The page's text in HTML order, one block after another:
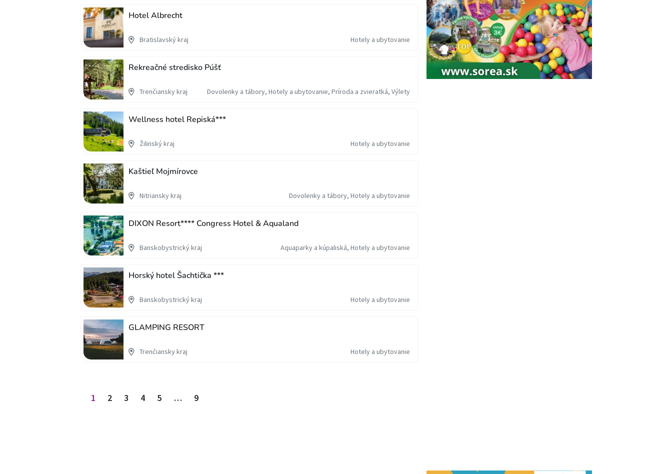
Hotel Albrecht
Bratislavský kraj Hotely a ubytovanie
Rekreačné stredisko Púšť
Trenčiansky kraj Dovolenky a tábory, Hotely a ubytovanie, Príroda a zvieratká, Výlety
Wellness hotel Repiská***
Žilinský kraj Hotely a ubytovanie
Kaštieľ Mojmírovce
Nitriansky kraj Dovolenky a tábory, Hotely a ubytovanie
DIXON Resort**** Congress Hotel & Aqualand
Banskobystrický kraj Aquaparky a kúpaliská, Hotely a ubytovanie
Horský hotel Šachtička ***
Banskobystrický kraj Hotely a ubytovanie
GLAMPING RESORT
Trenčiansky kraj Hotely a ubytovanie
1 2 3 4 5 … 9